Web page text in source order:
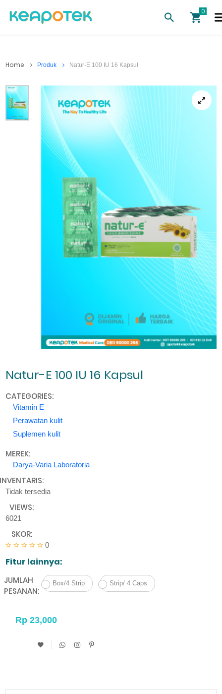
Home Produk Natur-E 100 IU 16 Kapsul
Natur-E 100 IU 16 Kapsul
CATEGORIES:
Vitamin E
Perawatan kulit
Suplemen kulit
MEREK:
Darya-Varia Laboratoria
INVENTARIS:
Tidak tersedia
VIEWS:
6021
SKOR:
0
Fitur lainnya:
JUMLAH
PESANAN:
Box/4 Strip Strip/ 4 Caps